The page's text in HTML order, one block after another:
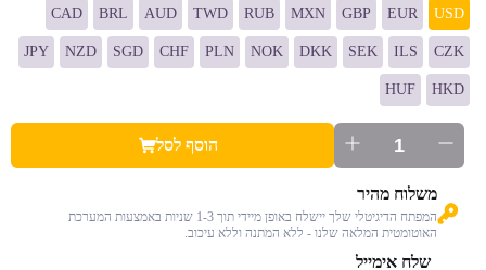
USD
EUR
GBP
MXN
RUB
TWD
AUD
BRL
CAD
CZK
ILS
SEK
DKK
NOK
PLN
CHF
SGD
NZD
JPY
HKD
HUF
הוסף לסל
משלוח מהיר
המפתח הדיגיטלי שלך יישלח באופן מיידי תוך 1-3 שניות באמצעות המערכת
האוטומטית המלאה שלנו - ללא המתנה וללא עיכוב.
שלח אימייל